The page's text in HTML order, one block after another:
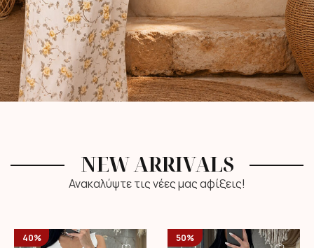
NEW ARRIVALS
Ανακαλύψτε τις νέες μας αφίξεις!
40% 50%